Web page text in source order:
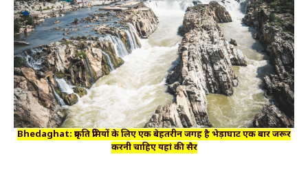
Bhedaghat: प्रकृति प्रेमियों के लिए एक बेहतरीन जगह है भेड़ाघाट एक बार जरूर
करनी चाहिए यहां की सैर